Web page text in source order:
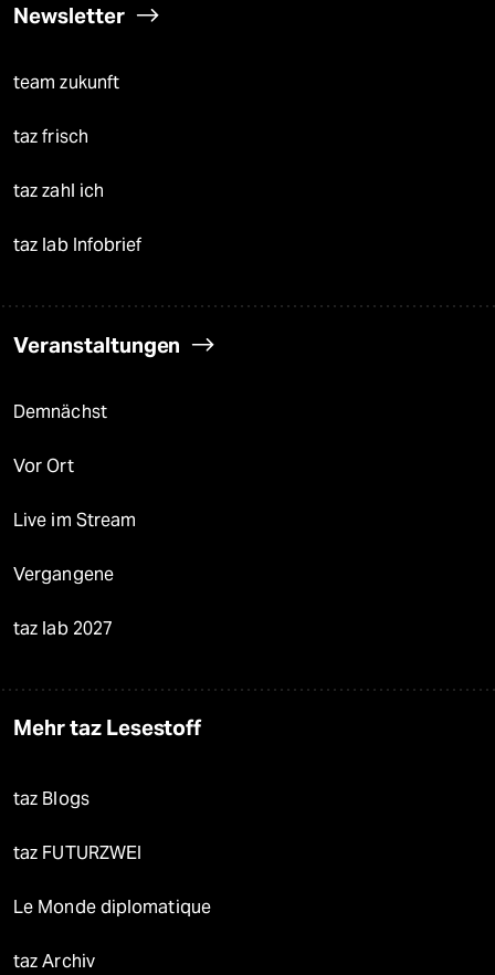
Newsletter
team zukunft
taz frisch
taz zahl ich
taz lab Infobrief
Veranstaltungen
Demnächst
Vor Ort
Live im Stream
Vergangene
taz lab 2027
Mehr taz Lesestoff
taz Blogs
taz FUTURZWEI
Le Monde diplomatique
taz Archiv